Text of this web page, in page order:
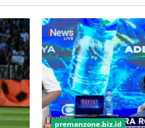
premanzone.biz.id